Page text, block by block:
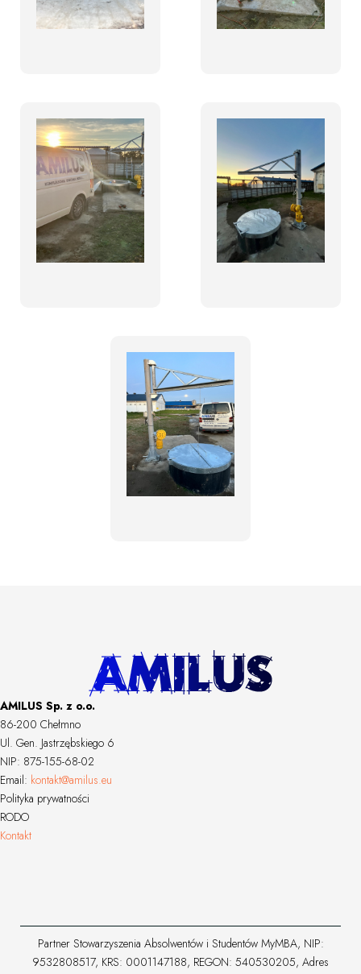
AMILUS Sp. z o.o.
86-200 Chełmno
Ul. Gen. Jastrzębskiego 6
NIP: 875-155-68-02
Email: kontakt@amilus.eu
Polityka prywatności
RODO
Kontakt
Partner Stowarzyszenia Absolwentów i Studentów MyMBA, NIP:
9532808517, KRS: 0001147188, REGON: 540530205, Adres